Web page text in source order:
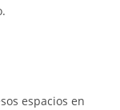
espacios en